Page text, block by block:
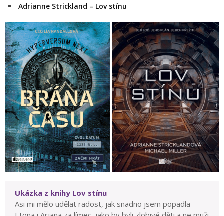
Adrianne Strickland – Lov stínu
Ukázka z knihy Lov stínu
Asi mi mělo udělat radost, jak snadno jsem popadla